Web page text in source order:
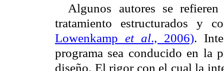
Algunos autores se
tratamiento estructurados y
Lowenkampet al., 2006).
programa sea conducido en la
diseño. El rigor con el cual la